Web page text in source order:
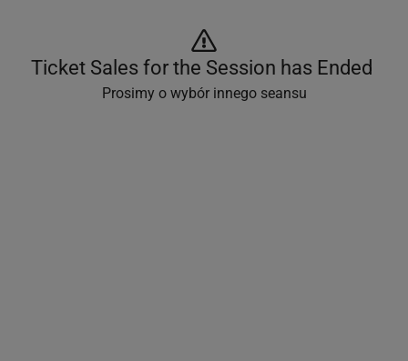
Ticket Sales for the Session has Ended
Prosimy o wybór innego seansu